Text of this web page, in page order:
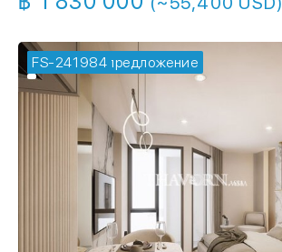
FS-241984
🔥 горячее предложение